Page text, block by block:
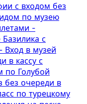
с входом без
по музею
-
с
- Вход в музей
в кассу с
по Голубой
без очереди в
по турецкому